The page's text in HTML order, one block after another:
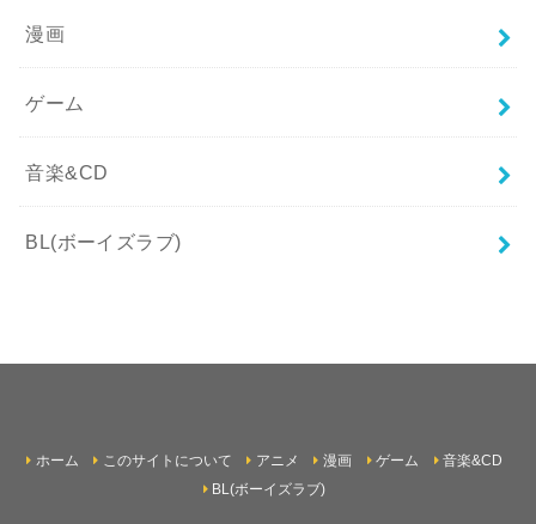
漫画
ゲーム
音楽&CD
BL(ボーイズラブ)
ホーム このサイトについて アニメ 漫画 ゲーム
音楽&CD
BL(ボーイズラブ)